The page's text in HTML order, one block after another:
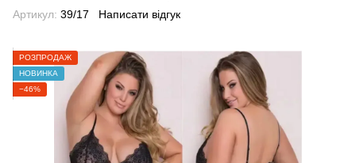
Артикул: 39/17 Написати відгук
РОЗПРОДАЖ
НОВИНКА
−46%